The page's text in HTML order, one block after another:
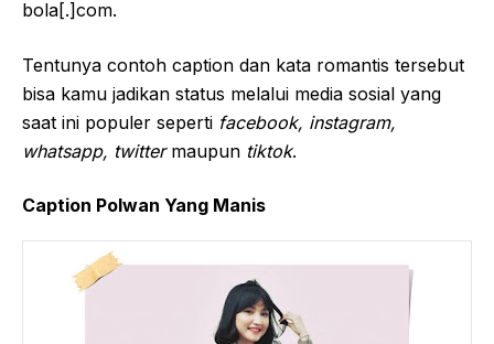
bola[.]com.
Tentunya contoh caption dan kata romantis tersebut
bisa kamu jadikan status melalui media sosial yang
saat ini populer seperti facebook, instagram,
whatsapp, twittermaupun tiktok.
Caption Polwan Yang Manis